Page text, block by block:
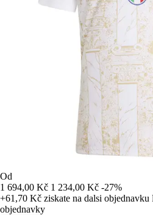
Od
1 694,00 Kč 1 234,00 Kč -27%
+61,70 Kč ziskate na dalsi objednavku
objednavky